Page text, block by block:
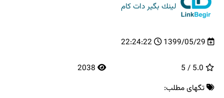
لینك بگیر دات كام
1399/05/29
22:24:22
تگهای مطلب: